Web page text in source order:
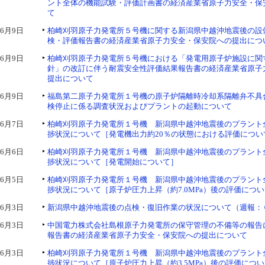
ント全体の機能試験・評価計画書の経済産業省原子力安全・
て
6月9日
柏崎刈羽原子力発電所５号機に関する新潟県中越沖地震後の
検・評価報告書の経済産業省原子力安全・保安院への提出につ
6月9日
柏崎刈羽原子力発電所５号機における「発電用原子炉施設に
針」の改訂に伴う耐震安全性評価結果報告書の経済産業省原
提出について
6月9日
福島第二原子力発電所１号機の原子炉隔離時冷却系隔離弁不
検停止に係る調査状況およびプラントの起動について
6月7日
柏崎刈羽原子力発電所１号機 新潟県中越沖地震後のプラント
捗状況について［発電機出力約20％の状態における評価につい
6月6日
柏崎刈羽原子力発電所１号機 新潟県中越沖地震後のプラント
捗状況について［発電開始について］
6月5日
柏崎刈羽原子力発電所１号機 新潟県中越沖地震後のプラント
捗状況について［原子炉圧力上昇（約7.0MPa）後の評価につ
6月3日
新潟県中越沖地震後の点検・復旧作業の状況について（週報：
6月3日
中国電力株式会社島根原子力発電所の保守管理の不備等の報
報告書の経済産業省原子力安全・保安院への提出について
6月3日
柏崎刈羽原子力発電所１号機 新潟県中越沖地震後のプラント
捗状況について［原子炉圧力上昇（約3.5MPa）後の評価につ